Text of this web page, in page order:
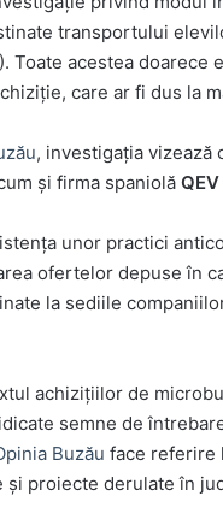
transportului
Toate acestea
care ar fi dus la
, investigația vizează
și firma spaniolă
unor practici
ofertelor depuse în
la sediile
achizițiilor de
semne de
Buzău face referire
proiecte derulate în